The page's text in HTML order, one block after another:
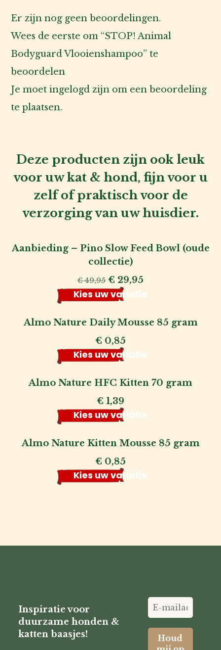
Er zijn nog geen beoordelingen.
Wees de eerste om “STOP! Animal
Bodyguard Vlooienshampoo” te
beoordelen
Je moetingelogd zijn om een beoordeling
te plaatsen.
Deze producten zijn ook leuk
voor uw kat & hond, fijn voor u
zelf of praktisch voor de
verzorging van uw huisdier.
Aanbieding – Pino Slow Feed Bowl (oude
collectie)
€49,95 Oorspronkelijke
prijs
was:
€ 49,95.
€ 29,95
prijs
€ 29,95.
Kies uw variatie
Almo Nature Daily Mousse 85 gram
€ 0,85
Kies uw variatie
Almo Nature HFC Kitten 70 gram
€ 1,39
Kies uw variatie
Almo Nature Kitten Mousse 85 gram
€ 0,85
Kies uw variatie
Inspiratie voor
duurzame honden &
katten baasjes!